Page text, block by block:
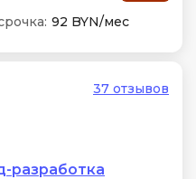
92 BYN/мес
37 отзывов
разработка